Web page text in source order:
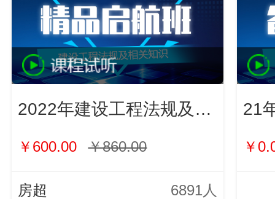
2022年建设工程法规及相关知识
￥600.00 ￥860.00
房超 6891人
21
￥